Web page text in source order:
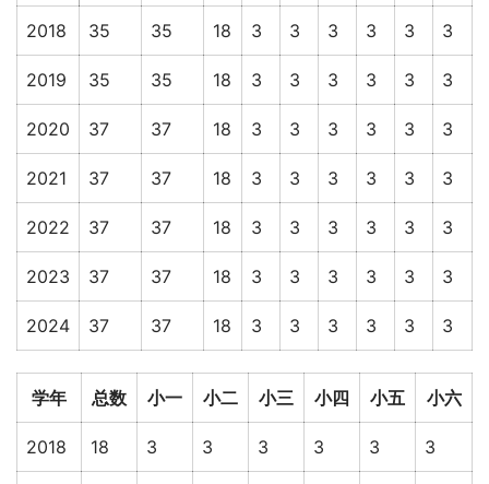
2018 35 35 18 3 3 3 3 3 3
2019 35 35 18 3 3 3 3 3 3
2020 37 37 18 3 3 3 3 3 3
2021 37 37 18 3 3 3 3 3 3
2022 37 37 18 3 3 3 3 3 3
2023 37 37 18 3 3 3 3 3 3
2024 37 37 18 3 3 3 3 3 3
学年 总数 小一 小二 小三 小四 小五 小六
2018 18 3 3 3 3 3 3